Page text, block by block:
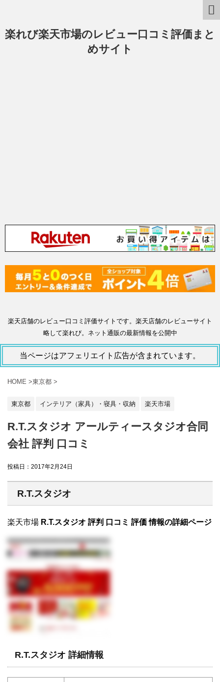
楽れび楽天市場のレビュー口コミ評価まと
めサイト
楽天店舗のレビュー口コミ評価サイトです。楽天店舗のレビューサイト
略して楽れび。ネット通販の最新情報を公開中
当ページはアフェリエイト広告が含まれています。
HOME >東京都 >
東京都 インテリア（家具）・寝具・収納 楽天市場
R.T.スタジオ アールティースタジオ合同
会社 評判 口コミ
投稿日： 2017年2月24日
R.T.スタジオ
楽天市場 R.T.スタジオ 評判 口コミ 評価 情報の詳細ページ
R.T.スタジオ 詳細情報